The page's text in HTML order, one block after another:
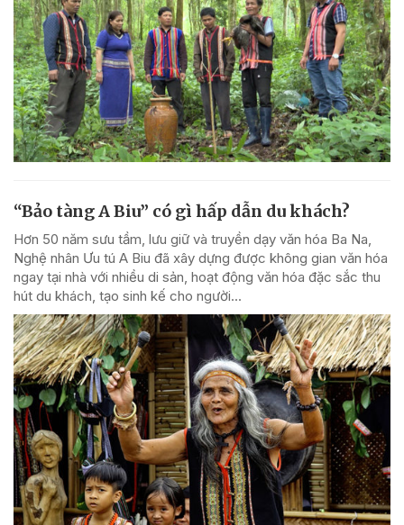
“Bảo tàng A Biu” có gì hấp dẫn du khách?
Hơn 50 năm sưu tầm, lưu giữ và truyền dạy văn hóa Ba Na,
Nghệ nhân Ưu tú A Biu đã xây dựng được không gian văn hóa
ngay tại nhà với nhiều di sản, hoạt động văn hóa đặc sắc thu
hút du khách, tạo sinh kế cho người...